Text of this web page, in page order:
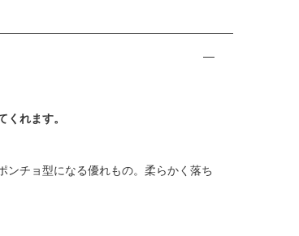
れます。
ンチョ型になる優れもの。柔らかく落ち